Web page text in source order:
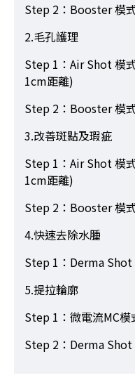
Step 2：Booster 模
2.毛孔護理
Step 1：Air Shot 模
1cm距離)
Step 2：Booster 模
3.改善斑點及瑕疵
Step 1：Air Shot 模
1cm距離)
Step 2：Booster 模
4.快速去除水腫
Step 1：Derma Shot
5.提拉輪廓
Step 1：微電流MC
Step 2：Derma Shot